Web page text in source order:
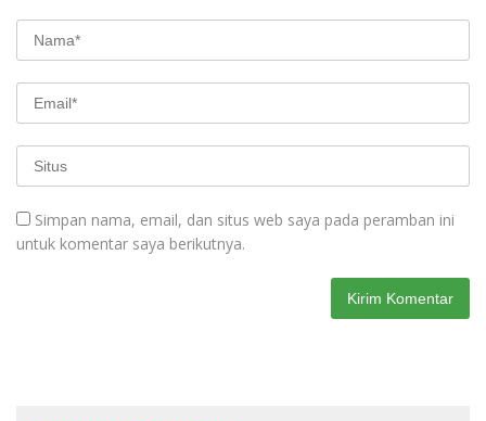
Simpan nama, email, dan situs web saya pada peramban ini
untuk komentar saya berikutnya.